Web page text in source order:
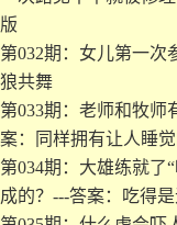
版
第032期：女儿第一次
狼共舞
第033期：老师和牧师
案：同样拥有让人睡
第034期：大雄练就了
成的？---答案：吃得